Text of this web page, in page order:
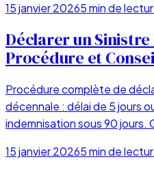
15 janvier 20265min de
Déclarer un
Procédure et
Procédure complète de
décennale : délai de 5 jours
indemnisation sous 90 jours.
15 janvier 20265min de